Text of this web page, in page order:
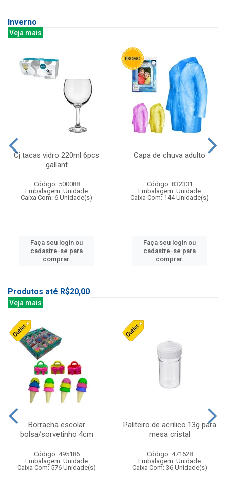
Inverno
Veja mais
Cj tacas vidro 220ml 6pcs
gallant
Código: 500088
Embalagem: Unidade
Caixa Com: 6 Unidade(s)
Faça seu login ou
cadastre-se para
comprar.
Capa de chuva adulto
Código: 832331
Embalagem: Unidade
Caixa Com: 144 Unidade(s)
Faça seu login ou
cadastre-se para
comprar.
Produtos até R$20,00
Veja mais
Borracha escolar
bolsa/sorvetinho 4cm
Código: 495186
Embalagem: Unidade
Caixa Com: 576 Unidade(s)
Paliteiro de acrilico 13g para
mesa cristal
Código: 471628
Embalagem: Unidade
Caixa Com: 36 Unidade(s)